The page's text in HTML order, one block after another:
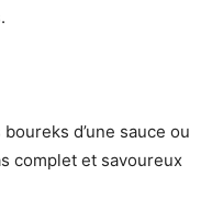
d’une sauce ou
complet et savoureux